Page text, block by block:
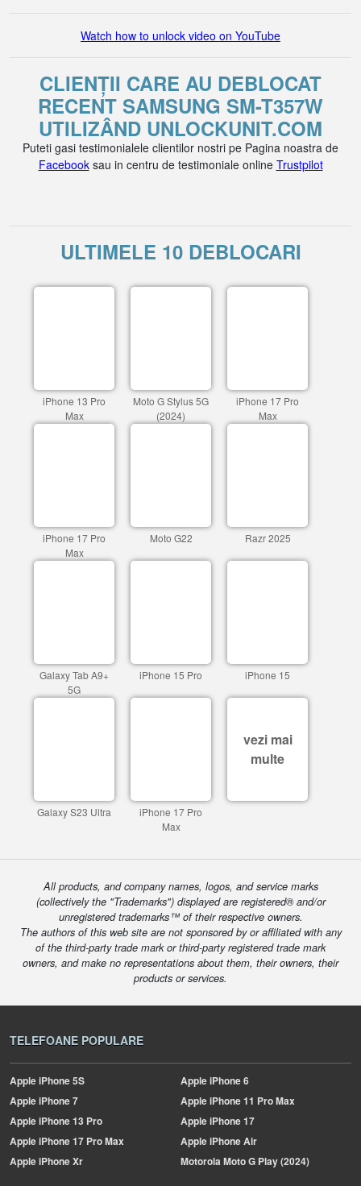
Watch how to unlock video on YouTube
CLIENȚII CARE AU DEBLOCAT
RECENT SAMSUNG SM-T357W
UTILIZÂND UNLOCKUNIT.COM
Puteti gasi testimonialele clientilor nostri pe Pagina noastra de
Facebooksau in centru de testimoniale online Trustpilot
ULTIMELE 10 DEBLOCARI
iPhone 13 Pro
Max
Moto G Stylus 5G
(2024)
iPhone 17 Pro
Max
iPhone 17 Pro
Max
Moto G22 Razr 2025
Galaxy Tab A9+
5G
iPhone 15 Pro iPhone 15
Galaxy S23 Ultra
iPhone 17 Pro
Max
vezi mai
multe
All products, and company names, logos, and service marks
(collectively the "Trademarks") displayed are registered® and/or
unregistered trademarks™ of their respective owners.
The authors of this web site are not sponsored by or affiliated with any
of the third-party trade mark or third-party registered trade mark
owners, and make no representations about them, their owners, their
products or services.
TELEFOANE POPULARE
AppleiPhone 5S AppleiPhone 6
AppleiPhone 7 AppleiPhone 11 Pro Max
AppleiPhone 13 Pro AppleiPhone 17
AppleiPhone 17 Pro Max AppleiPhone Air
AppleiPhone Xr MotorolaMoto G Play (2024)